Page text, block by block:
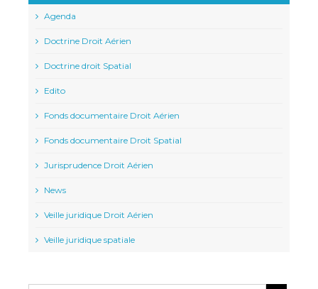
Agenda
Doctrine Droit Aérien
Doctrine droit Spatial
Edito
Fonds documentaire Droit Aérien
Fonds documentaire Droit Spatial
Jurisprudence Droit Aérien
News
Veille juridique Droit Aérien
Veille juridique spatiale